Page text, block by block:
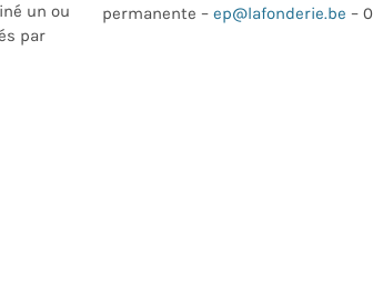
un ou
par
permanente – ep@lafonderie.be –